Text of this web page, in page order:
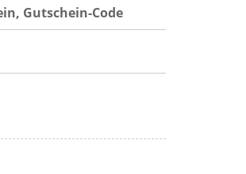
Gutschein-Code